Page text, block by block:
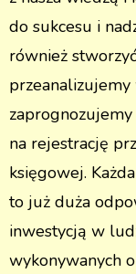
do sukcesu i
również
zaprognozujemy
na rejestrację
księgowej.
to już duża
inwestycją w
wykonywanych